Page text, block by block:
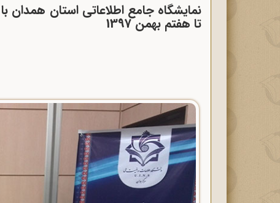
نمایشگاه جامع اطلاعاتی استان همدان
تا هفتم بهمن 1397